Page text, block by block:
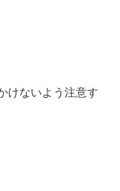
けないよう注意す